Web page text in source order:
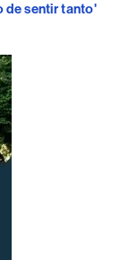
de sentir tanto'